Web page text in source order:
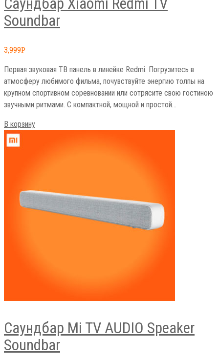
Саундбар Xiaomi Redmi TV
Soundbar
3,999Р
Первая звуковая ТВ панель в линейке Redmi. Погрузитесь в
атмосферу любимого фильма, почувствуйте энергию толпы на
крупном спортивном соревновании или сотрясите свою гостиною
звучными ритмами. С компактной, мощной и простой…
В корзину
Саундбар Mi TV AUDIO Speaker
Soundbar